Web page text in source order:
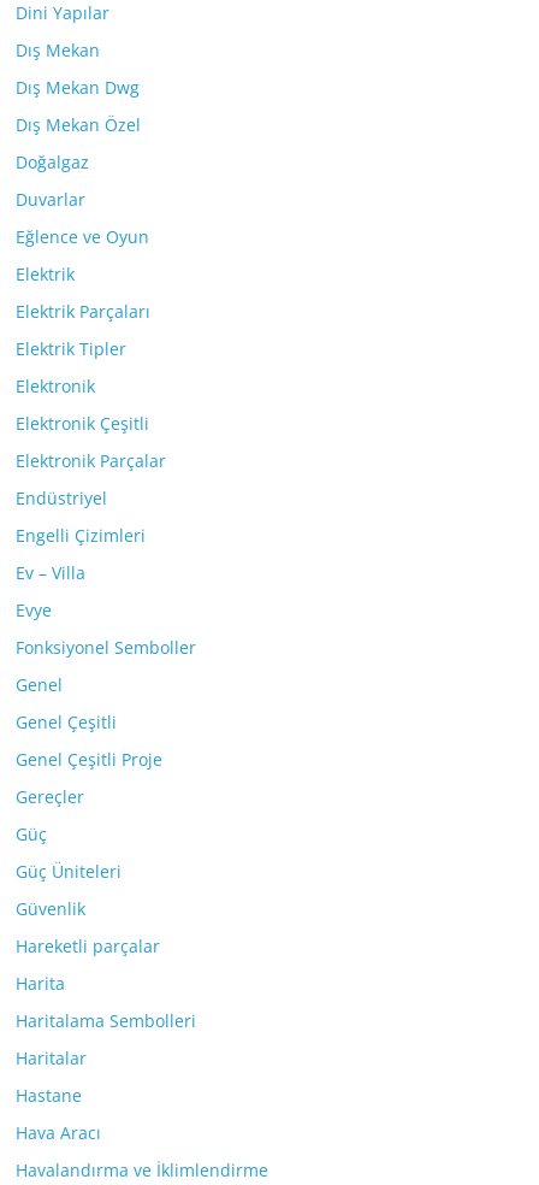
Dini Yapılar
Dış Mekan
Dış Mekan Dwg
Dış Mekan Özel
Doğalgaz
Duvarlar
Eğlence ve Oyun
Elektrik
Elektrik Parçaları
Elektrik Tipler
Elektronik
Elektronik Çeşitli
Elektronik Parçalar
Endüstriyel
Engelli Çizimleri
Ev – Villa
Evye
Fonksiyonel Semboller
Genel
Genel Çeşitli
Genel Çeşitli Proje
Gereçler
Güç
Güç Üniteleri
Güvenlik
Hareketli parçalar
Harita
Haritalama Sembolleri
Haritalar
Hastane
Hava Aracı
Havalandırma ve İklimlendirme